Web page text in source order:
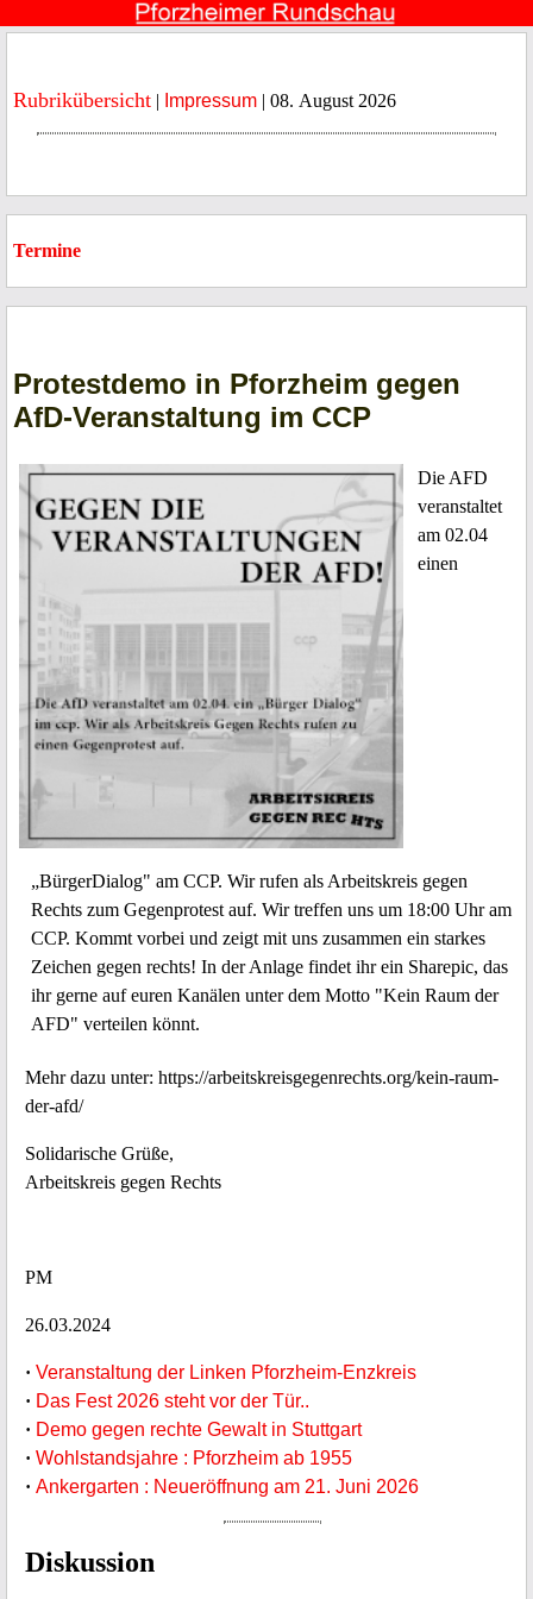
Rubrikübersicht | Impressum | 08. August 2026
Termine
Protestdemo in Pforzheim gegen
AfD-Veranstaltung im CCP
Die AFD
veranstaltet
am 02.04
einen
„BürgerDialog" am CCP. Wir rufen als Arbeitskreis gegen
Rechts zum Gegenprotest auf. Wir treffen uns um 18:00 Uhr am
CCP. Kommt vorbei und zeigt mit uns zusammen ein starkes
Zeichen gegen rechts! In der Anlage findet ihr ein Sharepic, das
ihr gerne auf euren Kanälen unter dem Motto "Kein Raum der
AFD" verteilen könnt.
Mehr dazu unter: https://arbeitskreisgegenrechts.org/kein-raum-
der-afd/
Solidarische Grüße,
Arbeitskreis gegen Rechts
PM
26.03.2024
· Veranstaltung der Linken Pforzheim-Enzkreis
· Das Fest 2026 steht vor der Tür..
· Demo gegen rechte Gewalt in Stuttgart
· Wohlstandsjahre : Pforzheim ab 1955
· Ankergarten : Neueröffnung am 21. Juni 2026
Diskussion